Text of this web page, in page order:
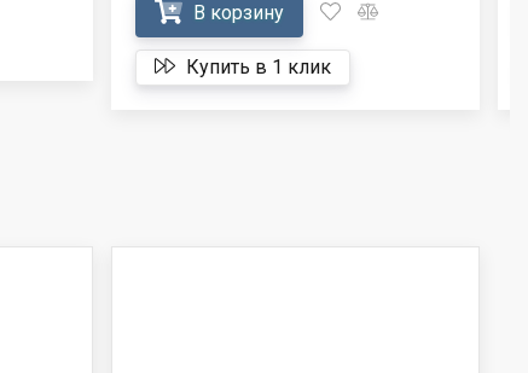
В корзину
Купить в 1 клик